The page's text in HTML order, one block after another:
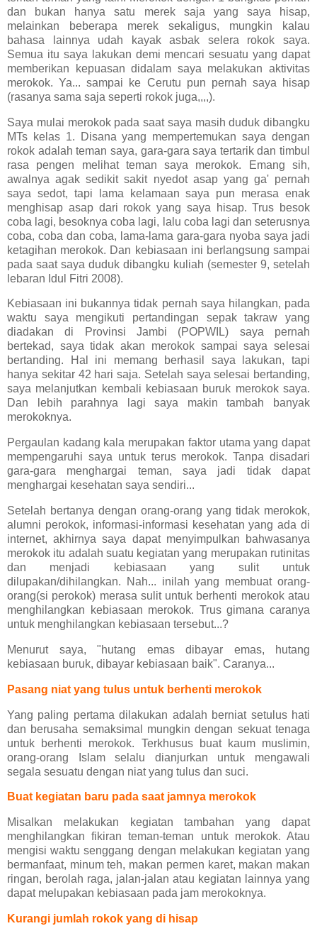
dan bukan hanya satu merek saja yang saya hisap,
melainkan beberapa merek sekaligus, mungkin kalau
bahasa lainnya udah kayak asbak selera rokok saya.
Semua itu saya lakukan demi mencari sesuatu yang dapat
memberikan kepuasan didalam saya melakukan aktivitas
merokok. Ya... sampai ke Cerutu pun pernah saya hisap
(rasanya sama saja seperti rokok juga,,,,).
Saya mulai merokok pada saat saya masih duduk dibangku
MTs kelas 1. Disana yang mempertemukan saya dengan
rokok adalah teman saya, gara-gara saya tertarik dan timbul
rasa pengen melihat teman saya merokok. Emang sih,
awalnya agak sedikit sakit nyedot asap yang ga' pernah
saya sedot, tapi lama kelamaan saya pun merasa enak
menghisap asap dari rokok yang saya hisap. Trus besok
coba lagi, besoknya coba lagi, lalu coba lagi dan seterusnya
coba, coba dan coba, lama-lama gara-gara nyoba saya jadi
ketagihan merokok. Dan kebiasaan ini berlangsung sampai
pada saat saya duduk dibangku kuliah (semester 9, setelah
lebaran Idul Fitri 2008).
Kebiasaan ini bukannya tidak pernah saya hilangkan, pada
waktu saya mengikuti pertandingan sepak takraw yang
diadakan di Provinsi Jambi (POPWIL) saya pernah
bertekad, saya tidak akan merokok sampai saya selesai
bertanding. Hal ini memang berhasil saya lakukan, tapi
hanya sekitar 42 hari saja. Setelah saya selesai bertanding,
saya melanjutkan kembali kebiasaan buruk merokok saya.
Dan lebih parahnya lagi saya makin tambah banyak
merokoknya.
Pergaulan kadang kala merupakan faktor utama yang dapat
mempengaruhi saya untuk terus merokok. Tanpa disadari
gara-gara menghargai teman, saya jadi tidak dapat
menghargai kesehatan saya sendiri...
Setelah bertanya dengan orang-orang yang tidak merokok,
alumni perokok, informasi-informasi kesehatan yang ada di
internet, akhirnya saya dapat menyimpulkan bahwasanya
merokok itu adalah suatu kegiatan yang merupakan rutinitas
dan menjadi kebiasaan yang sulit untuk
dilupakan/dihilangkan. Nah... inilah yang membuat orang-
orang(si perokok) merasa sulit untuk berhenti merokok atau
menghilangkan kebiasaan merokok. Trus gimana caranya
untuk menghilangkan kebiasaan tersebut...?
Menurut saya, "hutang emas dibayar emas, hutang
kebiasaan buruk, dibayar kebiasaan baik". Caranya...
Pasang niat yang tulus untuk berhenti merokok
Yang paling pertama dilakukan adalah berniat setulus hati
dan berusaha semaksimal mungkin dengan sekuat tenaga
untuk berhenti merokok. Terkhusus buat kaum muslimin,
orang-orang Islam selalu dianjurkan untuk mengawali
segala sesuatu dengan niat yang tulus dan suci.
Buat kegiatan baru pada saat jamnya merokok
Misalkan melakukan kegiatan tambahan yang dapat
menghilangkan fikiran teman-teman untuk merokok. Atau
mengisi waktu senggang dengan melakukan kegiatan yang
bermanfaat, minum teh, makan permen karet, makan makan
ringan, berolah raga, jalan-jalan atau kegiatan lainnya yang
dapat melupakan kebiasaan pada jam merokoknya.
Kurangi jumlah rokok yang di hisap